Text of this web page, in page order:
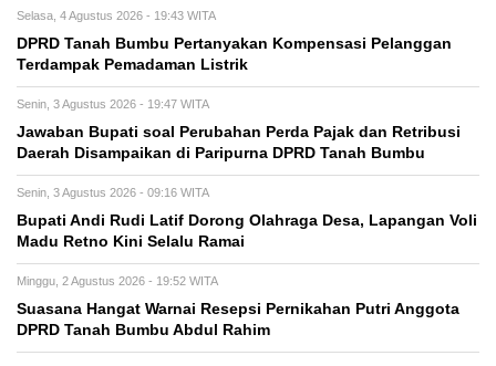
Selasa, 4 Agustus 2026 - 19:43 WITA
DPRD Tanah Bumbu Pertanyakan Kompensasi Pelanggan
Terdampak Pemadaman Listrik
Senin, 3 Agustus 2026 - 19:47 WITA
Jawaban Bupati soal Perubahan Perda Pajak dan Retribusi
Daerah Disampaikan di Paripurna DPRD Tanah Bumbu
Senin, 3 Agustus 2026 - 09:16 WITA
Bupati Andi Rudi Latif Dorong Olahraga Desa, Lapangan Voli
Madu Retno Kini Selalu Ramai
Minggu, 2 Agustus 2026 - 19:52 WITA
Suasana Hangat Warnai Resepsi Pernikahan Putri Anggota
DPRD Tanah Bumbu Abdul Rahim